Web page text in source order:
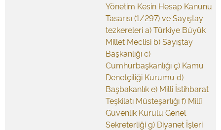
Yönetim Kesin Hesap Kanunu
Tasarısı (1/297) ve Sayıştay
tezkereleri a) Türkiye Büyük
Millet Meclisi b) Sayıştay
Başkanlığı c)
Cumhurbaşkanlığı ç) Kamu
Denetçiliği Kurumu d)
Başbakanlık e) Millî İstihbarat
Teşkilatı Müsteşarlığı f) Millî
Güvenlik Kurulu Genel
Sekreterliği g) Diyanet İşleri